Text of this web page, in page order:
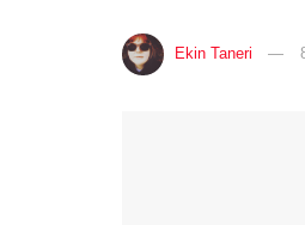
Ekin Taneri